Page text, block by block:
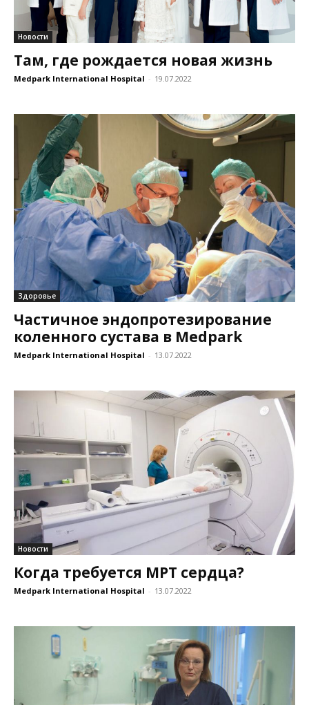
Новости
Там, где рождается новая жизнь
Medpark International Hospital - 19.07.2022
Здоровье
Частичное эндопротезирование
коленного сустава в Medpark
Medpark International Hospital - 13.07.2022
Новости
Когда требуется МРТ сердца?
Medpark International Hospital - 13.07.2022